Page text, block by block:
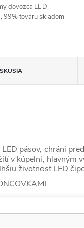
dovozca LED
99% tovaru skladom
pásov, chráni
v kúpelni, hlavným
životnosť LED